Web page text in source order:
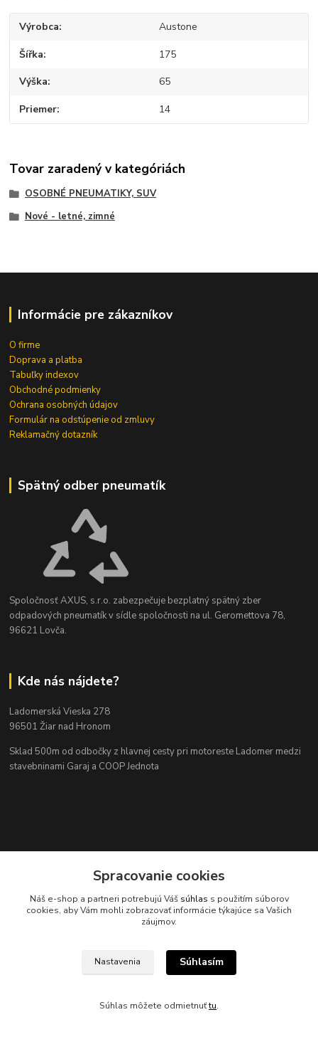
Výrobca Austone
Šířka 175
Výška 65
Priemer 14
Tovar zaradený v kategóriách
OSOBNÉ PNEUMATIKY, SUV
Nové - letné, zimné
Informácie pre zákazníkov
O firme
Doprava a platba
Tabuľky indexov
Obchodné podmienky
Ochrana osobných údajov
Formulár na odstúpenie od zmluvy
Reklamačný dotazník
Spätný odber pneumatík
Spoločnosť AXUS, s.r.o. zabezpečuje bezplatný spätný zber
odpadových pneumatík v sídle spoločnosti na ul. Geromettova 78,
96621 Lovča.
Kde nás nájdete?
Ladomerská Vieska 278
96501 Žiar nad Hronom
Sklad 500m od odbočky z hlavnej cesty pri motoreste Ladomer medzi
stavebninami Garaj a COOP Jednota
Kontakty
Spracovanie cookies
Náš e-shop a partneri potrebujú Váš súhlas s použitím súborov
cookies, aby Vám mohli zobrazovať informácie týkajúce sa Vašich
záujmov.
Nastavenia Súhlasím
Súhlas môžete odmietnuťtu.